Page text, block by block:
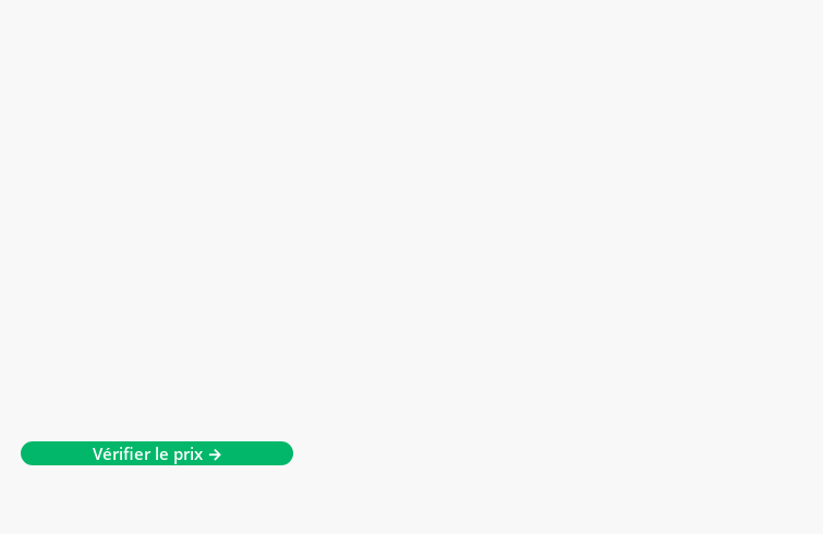
Vérifier le prix →